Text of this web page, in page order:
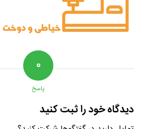
۰
پاسخ
دیدگاه خود را ثبت کنید